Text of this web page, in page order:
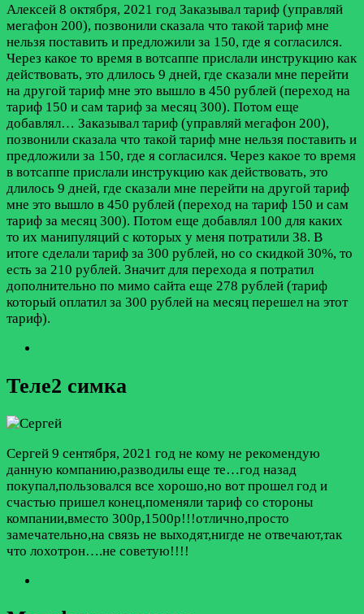
Алексей 8 октября, 2021 год Заказывал тариф (управляй
мегафон 200), позвонили сказала что такой тариф мне
нельзя поставить и предложили за 150, где я согласился.
Через какое то время в вотсаппе прислали инструкцию как
действовать, это длилось 9 дней, где сказали мне перейти
на другой тариф мне это вышло в 450 рублей (переход на
тариф 150 и сам тариф за месяц 300). Потом еще
добавлял… Заказывал тариф (управляй мегафон 200),
позвонили сказала что такой тариф мне нельзя поставить и
предложили за 150, где я согласился. Через какое то время
в вотсаппе прислали инструкцию как действовать, это
длилось 9 дней, где сказали мне перейти на другой тариф
мне это вышло в 450 рублей (переход на тариф 150 и сам
тариф за месяц 300). Потом еще добавлял 100 для каких
то их манипуляций с которых у меня потратили 38. В
итоге сделали тариф за 300 рублей, но со скидкой 30%, то
есть за 210 рублей. Значит для перехода я потратил
дополнительно по мимо сайта еще 278 рублей (тариф
который оплатил за 300 рублей на месяц перешел на этот
тариф).
Теле2 симка
Сергей 9 сентября, 2021 год не кому не рекомендую
данную компанию,разводилы еще те…год назад
покупал,пользовался все хорошо,но вот прошел год и
счастью пришел конец,поменяли тариф со стороны
компании,вместо 300р,1500р!!!отлично,просто
замечательно,на связь не выходят,нигде не отвечают,так
что лохотрон….не советую!!!!